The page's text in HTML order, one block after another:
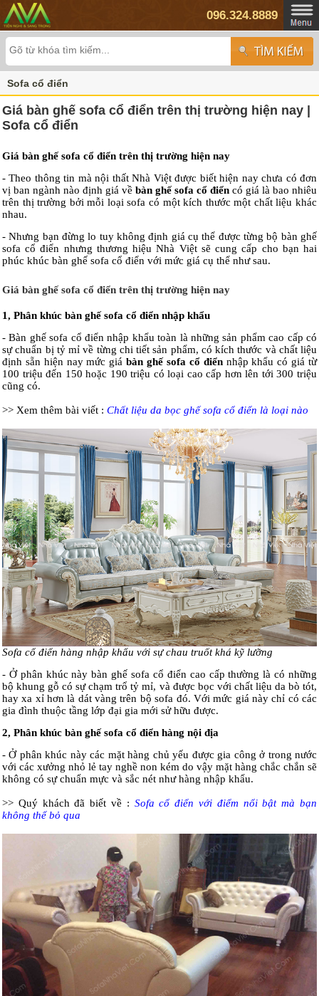
096.324.8889
Sofa cổ điển
Giá bàn ghế sofa cổ điển trên thị trường hiện nay |
Sofa cổ điển
Giá bàn ghế sofa cổ điển trên thị trường hiện nay
- Theo thông tin mà nội thất Nhà Việt được biết hiện nay chưa có đơn
vị ban ngành nào định giá về bàn ghế sofa cổ điển có giá là bao nhiêu
trên thị trường bởi mỗi loại sofa có một kích thước một chất liệu khác
nhau.
- Nhưng bạn đừng lo tuy không định giá cụ thể được từng bộ bàn ghế
sofa cổ điển nhưng thương hiệu Nhà Việt sẽ cung cấp cho bạn hai
phúc khúc bàn ghế sofa cổ điển với mức giá cụ thể như sau.
Giá bàn ghế sofa cổ điển trên thị trường hiện nay
1, Phân khúc bàn ghế sofa cổ điển nhập khẩu
- Bàn ghế sofa cổ điển nhập khẩu toàn là những sản phẩm cao cấp có
sự chuẩn bị tỷ mỉ về từng chi tiết sản phẩm, có kích thước và chất liệu
định sẵn hiện nay mức giábàn ghế sofa cổ điểnnhập khẩu có giá từ
100 triệu đến 150 hoặc 190 triệu có loại cao cấp hơn lên tới 300 triệu
cũng có.
>> Xem thêm bài viết : Chất liệu da bọc ghế sofa cổ điển là loại nào
Sofa cổ điển hàng nhập khẩu với sự chau truốt khá kỹ lưỡng
- Ở phân khúc này bàn ghế sofa cổ điển cao cấp thường là có những
bộ khung gỗ có sự chạm trổ tỷ mỉ, và được bọc với chất liệu da bò tót,
hay xa xỉ hơn là dát vàng trên bộ sofa đó. Với mức giá này chỉ có các
gia đình thuộc tầng lớp đại gia mới sử hữu được.
2, Phân khúc bàn ghế sofa cổ điển hàng nội địa
- Ở phân khúc này các mặt hàng chủ yếu được gia công ở trong nước
với các xưởng nhỏ lẻ tay nghề non kém do vậy mặt hàng chắc chắn sẽ
không có sự chuẩn mực và sắc nét như hàng nhập khẩu.
>> Quý khách đã biết về : Sofa cổ điển với điểm nổi bật mà bạn
không thể bỏ qua